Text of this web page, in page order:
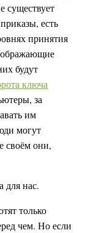
существует
есть
принятия
будут
ключа
за
им
могут
своём они,
для нас.
только
чем. Но если